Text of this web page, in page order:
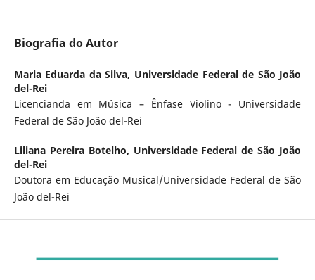
Biografia do Autor
Maria Eduarda da Silva, Universidade Federal de São João
del-Rei
Licencianda em Música – Ênfase Violino - Universidade
Federal de São João del-Rei
Liliana Pereira Botelho, Universidade Federal de São João
del-Rei
Doutora em Educação Musical/Universidade Federal de São
João del-Rei